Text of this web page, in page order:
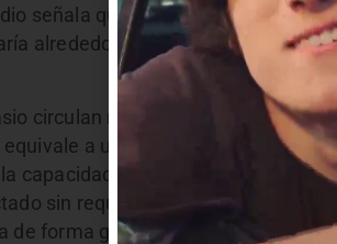
señala que, aun en un escenario
alrededor de 200 pasajeros
circulan más de 20 ómnibus por
a una frecuencia promedio
capacidad remanente del sistema
sin requerir modificaciones
forma gradual durante una